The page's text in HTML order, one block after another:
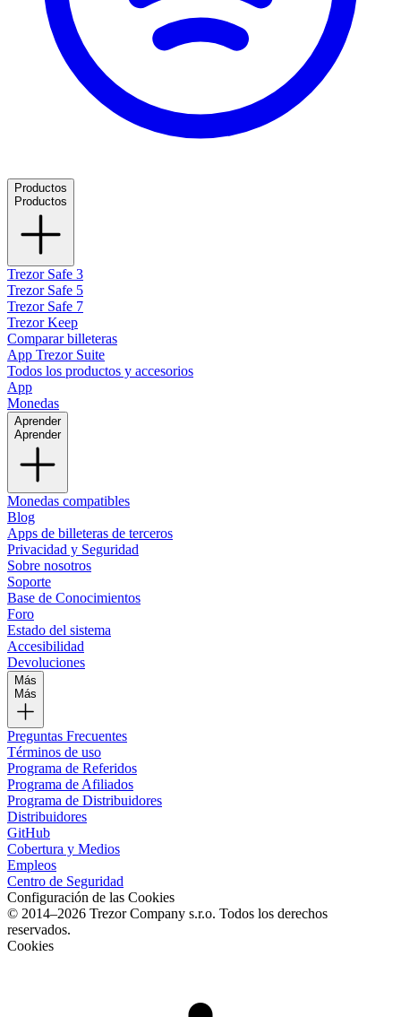
Productos
Productos
Trezor Safe 3
Trezor Safe 5
Trezor Safe 7
Trezor Keep
Comparar billeteras
App Trezor Suite
Todos los productos y accesorios
App
Monedas
Aprender
Aprender
Monedas compatibles
Blog
Apps de billeteras de terceros
Privacidad y Seguridad
Sobre nosotros
Soporte
Base de Conocimientos
Foro
Estado del sistema
Accesibilidad
Devoluciones
Más
Más
Preguntas Frecuentes
Términos de uso
Programa de Referidos
Programa de Afiliados
Programa de Distribuidores
Distribuidores
GitHub
Cobertura y Medios
Empleos
Centro de Seguridad
Configuración de las Cookies
© 2014–2026 Trezor Company s.r.o. Todos los derechos
reservados.
Cookies